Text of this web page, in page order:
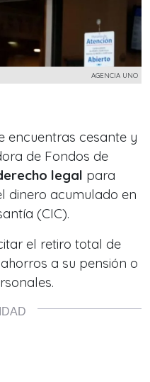
AGENCIA UNO
encuentras cesante y
de Fondos de
legal para
dinero acumulado en
(CIC).
el retiro total de
a su pensión o